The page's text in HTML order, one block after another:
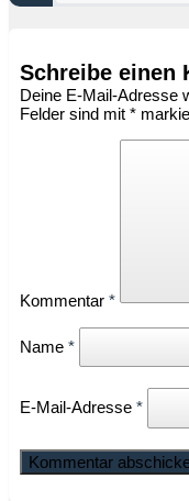
Schreibe einen
Deine E-Mail-Adresse
Felder sind mit *
Kommentar *
Name *
E-Mail-Adresse *